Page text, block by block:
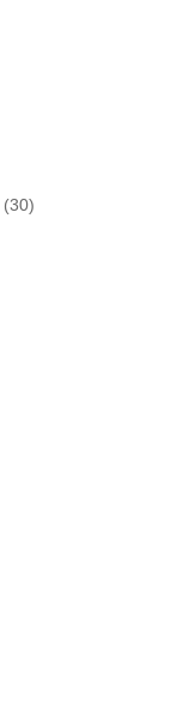
(30)